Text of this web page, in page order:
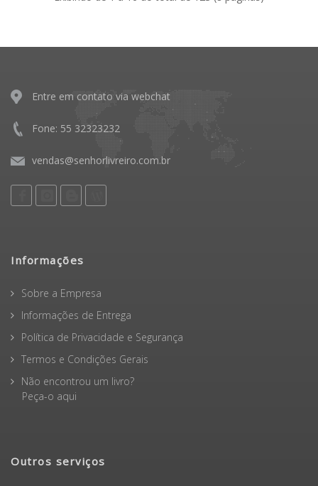
Entre em contato via webchat
Fone: 55 32323232
vendas@senhorlivreiro.com.br
Informações
Sobre a Empresa
Informações de Entrega
Política de Privacidade e Segurança
Termos e Condições Gerais
Não encontrou um livro?
Peça-o aqui
Outros serviços